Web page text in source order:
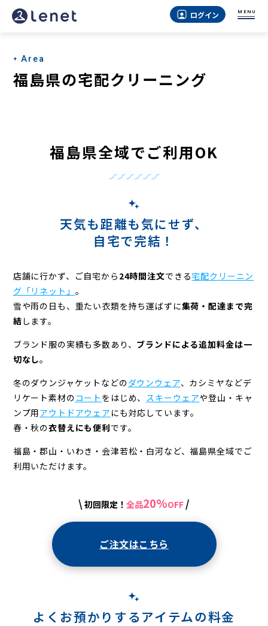
ログイン MENU
Area
福島県の宅配クリーニング
福島県全域でご利用OK
天気も距離も気にせず、
自宅で完結！
店舗に行かず、ご自宅から 24時間注文できる宅配クリーニン
グ「リネット」 。
雪や雨の日も、重たい衣類を持ち運ばずに集荷・配達まで完
結 します。
ブランド服の実績も多数あり、 ブランドによる追加料金は一
切なし。
冬のダウンジャケットなどのダウンウェア、カシミヤなどデ
リケート素材のコート をはじめ、 スキーウェアや登山・キャ
ンプ用アウトドアウェア にも対応しています。
春・秋の衣替えにも便利です。
福島・郡山・いわき・会津若松・白河など、福島県全域でご
利用いただけます。
\ 初回限定！ 全品20%OFF /
ご注文はこちら
よくお預かりするアイテムの料金